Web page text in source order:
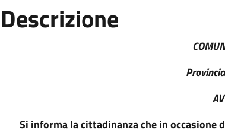
Descrizione
Si informa la cittadinanza che in occasione